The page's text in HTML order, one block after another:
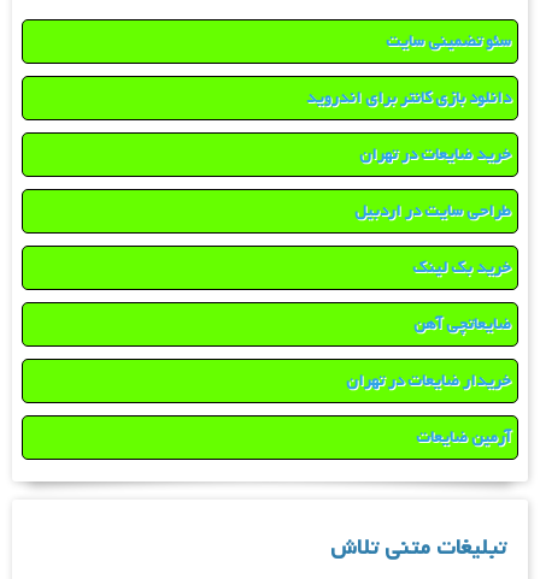
سئو تضمینی سایت
دانلود بازی کانتر برای اندروید
خرید ضایعات در تهران
طراحی سایت در اردبیل
خرید بک لینک
ضایعاتچی آهن
خریدار ضایعات در تهران
آرمین ضایعات
تبلیغات متنی تلاش